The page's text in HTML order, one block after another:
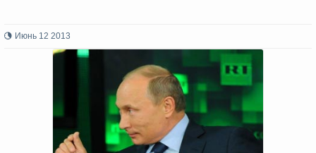
Июнь 12 2013